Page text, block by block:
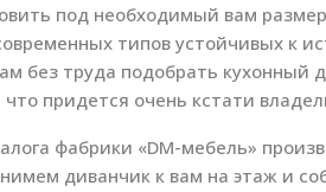
под необходимый вам
типов устойчивых к
без труда подобрать
что придется очень кстати
фабрики «DM-мебель»
диванчик к вам на этаж и